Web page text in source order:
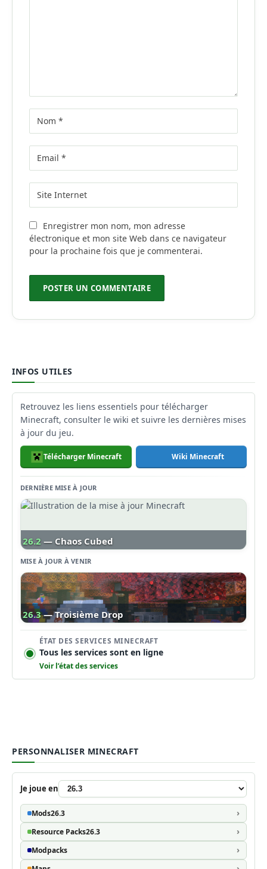
Enregistrer mon nom, mon adresse
électronique et mon site Web dans ce navigateur
pour la prochaine fois que je commenterai.
INFOS UTILES
Retrouvez les liens essentiels pour télécharger
Minecraft, consulter le wiki et suivre les dernières mises
à jour du jeu.
Télécharger Minecraft Wiki Minecraft
DERNIÈRE MISE À JOUR
26.2 — Chaos Cubed
MISE À JOUR À VENIR
26.3 — Troisième Drop
ÉTAT DES SERVICES MINECRAFT
Tous les services sont en ligne
Voir l’état des services
PERSONNALISER MINECRAFT
Je joue en
Mods26.3
Resource Packs26.3
Modpacks